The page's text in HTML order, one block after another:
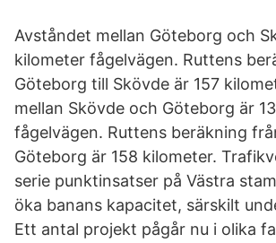
Avståndet mellan Göteborg och
kilometer fågelvägen. Ruttens
Göteborg till Skövde är 157
mellan Skövde och Göteborg är
fågelvägen. Ruttens beräkning
Göteborg är 158 kilometer.
serie punktinsatser på Västra
öka banans kapacitet, särskilt
Ett antal projekt pågår nu i olika